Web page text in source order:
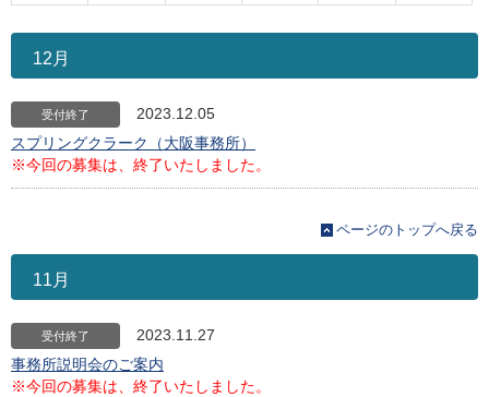
t
i
n
12月
受付終了
2023.12.05
スプリングクラーク（大阪事務所）
※今回の募集は、終了いたしました。
ページのトップへ戻る
11月
受付終了
2023.11.27
事務所説明会のご案内
※今回の募集は、終了いたしました。